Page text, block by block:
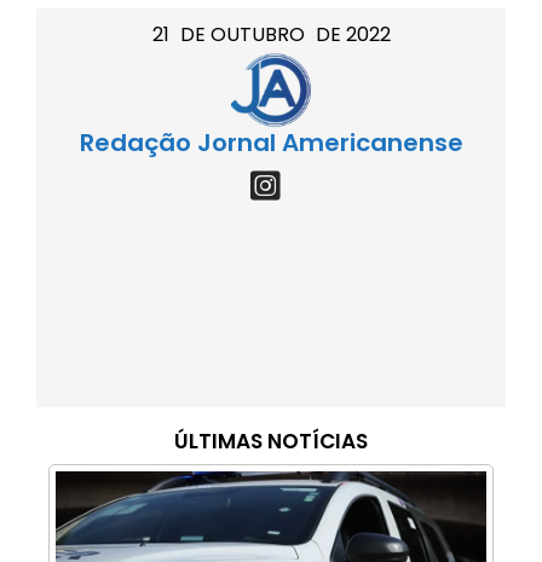
21 DE OUTUBRO DE 2022
Redação Jornal Americanense
ÚLTIMAS NOTÍCIAS